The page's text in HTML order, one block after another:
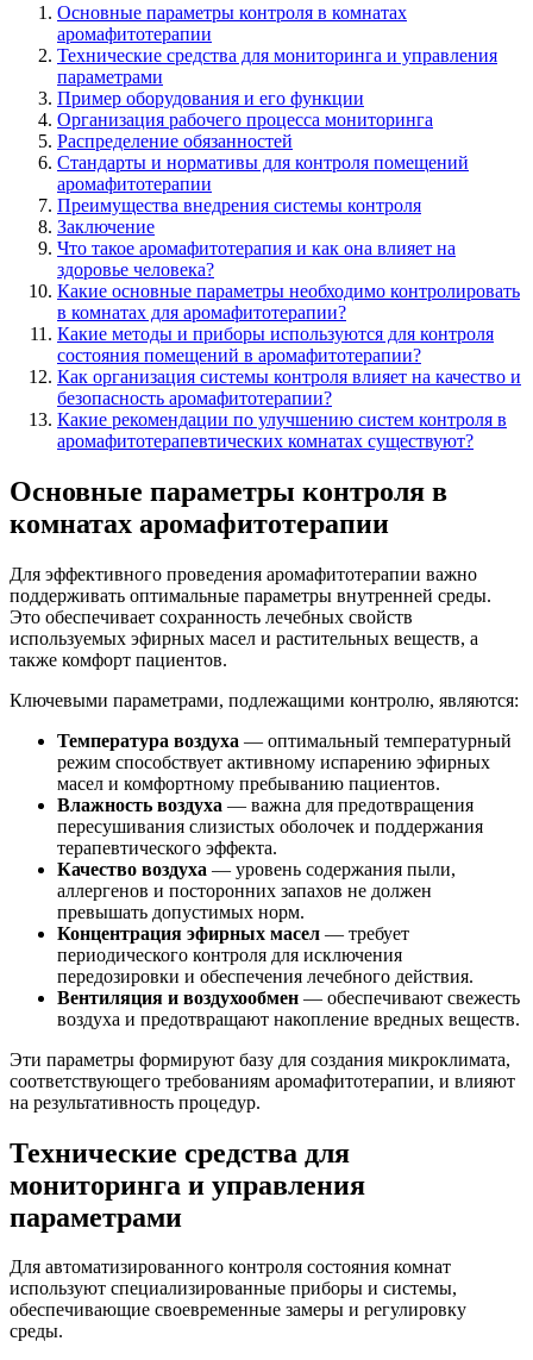
Основные параметры контроля в комнатах
аромафитотерапии
Технические средства для мониторинга и управления
параметрами
Пример оборудования и его функции
Организация рабочего процесса мониторинга
Распределение обязанностей
Стандарты и нормативы для контроля помещений
аромафитотерапии
Преимущества внедрения системы контроля
Заключение
Что такое аромафитотерапия и как она влияет на
здоровье человека?
Какие основные параметры необходимо контролировать
в комнатах для аромафитотерапии?
Какие методы и приборы используются для контроля
состояния помещений в аромафитотерапии?
Как организация системы контроля влияет на качество и
безопасность аромафитотерапии?
Какие рекомендации по улучшению систем контроля в
аромафитотерапевтических комнатах существуют?
Основные параметры контроля в
комнатах аромафитотерапии
Для эффективного проведения аромафитотерапии важно
поддерживать оптимальные параметры внутренней среды.
Это обеспечивает сохранность лечебных свойств
используемых эфирных масел и растительных веществ, а
также комфорт пациентов.
Ключевыми параметрами, подлежащими контролю, являются:
Температура воздуха — оптимальный температурный
режим способствует активному испарению эфирных
масел и комфортному пребыванию пациентов.
Влажность воздуха — важна для предотвращения
пересушивания слизистых оболочек и поддержания
терапевтического эффекта.
Качество воздуха — уровень содержания пыли,
аллергенов и посторонних запахов не должен
превышать допустимых норм.
Концентрация эфирных масел — требует
периодического контроля для исключения
передозировки и обеспечения лечебного действия.
Вентиляция и воздухообмен — обеспечивают свежесть
воздуха и предотвращают накопление вредных веществ.
Эти параметры формируют базу для создания микроклимата,
соответствующего требованиям аромафитотерапии, и влияют
на результативность процедур.
Технические средства для
мониторинга и управления
параметрами
Для автоматизированного контроля состояния комнат
используют специализированные приборы и системы,
обеспечивающие своевременные замеры и регулировку
среды.